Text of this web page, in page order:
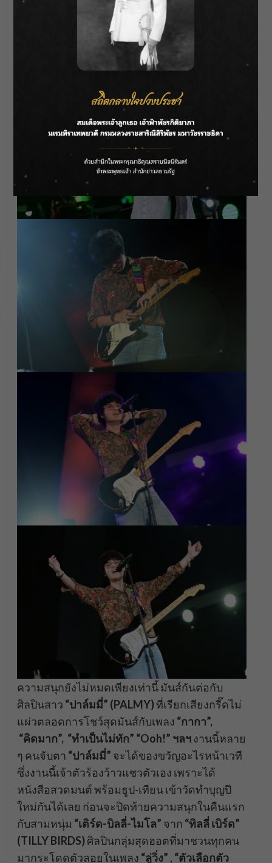
ความสนุกยังไม่หมดเพียงเท่านี้ มันส์กันต่อกับ
ศิลปินสาว “ปาล์มมี่” (PALMY)ที่เรียกเสียงกรี๊ดไม่
แผ่วตลอดการโชว์สุดมันส์กับเพลง “กากา”,
“คิดมาก”, “ทำเป็นไม่ทัก” “Ooh!” ฯลฯงานนี้หลาย
ๆ คนจับตา “ปาล์มมี่” จะได้ของขวัญอะไรหน้าเวที
ซึ่งงานนี้เจ้าตัวร้องว้าวแซวตัวเอง เพราะได้
หนังสือสวดมนต์ พร้อมธูป-เทียน เข้าวัดทำบุญปี
ใหม่กันได้เลย ก่อนจะปิดท้ายความสนุกในคืนแรก
กับสามหนุ่ม “เติร์ด-บิลลี่-ไมโล” จาก “ทิลลี่ เบิร์ด”
(TILLY BIRDS) ศิลปินกลุ่มสุดฮอตที่มาชวนทุกคน
มากระโดดตัวลอยในเพลง “ลู่วิ่ง” , “ตัวเลือกตัว